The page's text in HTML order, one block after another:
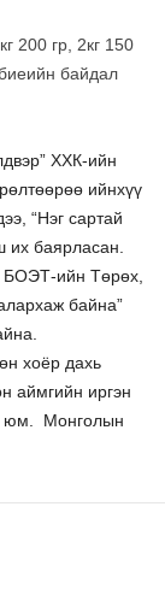
200 гр, 2кг 150
байдал
ХХК-ийн
ийнхүү
“Нэг сартай
их баярласан.
БОЭТ-ийн Төрөх,
байна”
хоёр дахь
аймгийн иргэн
юм. Монголын